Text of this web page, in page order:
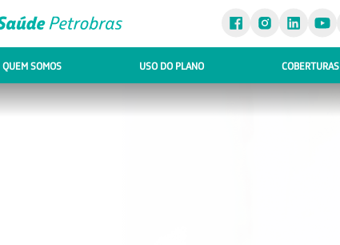
QUEM SOMOS USO DO PLANO COBERTURAS